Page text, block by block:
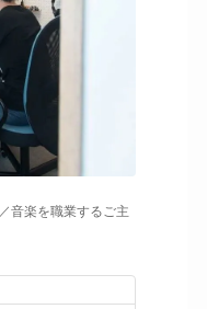
音楽を職業するご主